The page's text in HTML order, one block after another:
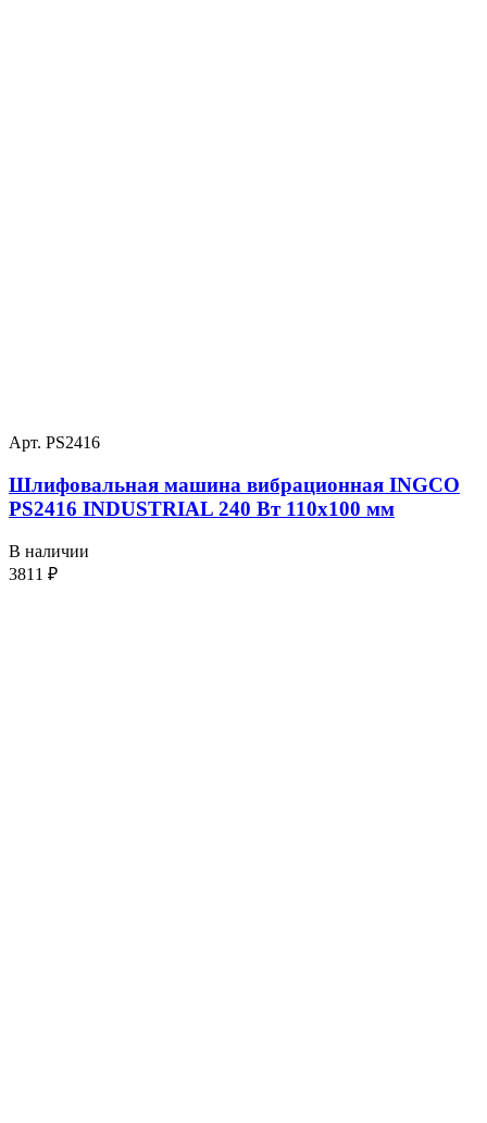
Арт. PS2416
Шлифовальная машина вибрационная INGCO
PS2416 INDUSTRIAL 240 Вт 110х100 мм
В наличии
3811 ₽